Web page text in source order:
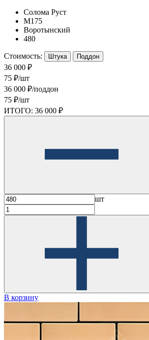
Солома Руст
М175
Воротынский
480
Стоимость: Штука Поддон
36 000 ₽
75 ₽/шт
36 000 ₽/поддон
75 ₽/шт
ИТОГО: 36 000 ₽
шт
В корзину